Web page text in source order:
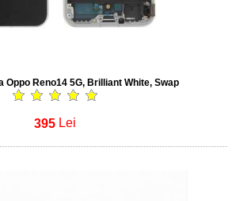
Oppo Reno14 5G, Brilliant White, Swap
395 Lei